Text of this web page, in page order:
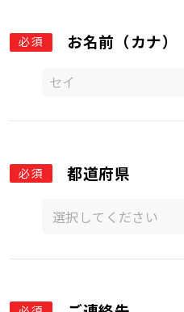
必須 お名前（カナ）
必須 都道府県